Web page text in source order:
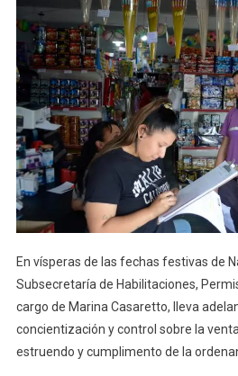
En vísperas de las fechas festivas de
Subsecretaría de Habilitaciones,
cargo de Marina Casaretto, lleva
concientización y control sobre la
estruendo y cumplimento de la